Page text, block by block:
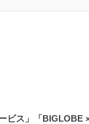
ビス」「BIGLOBE